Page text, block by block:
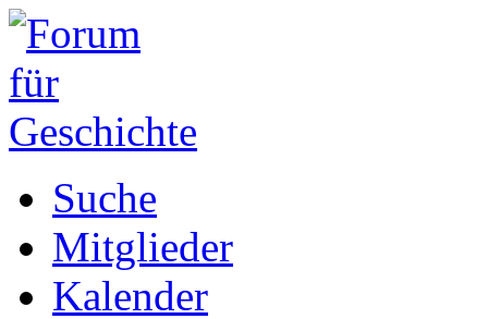
Suche
Mitglieder
Kalender